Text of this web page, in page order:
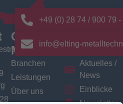
Quick
Menü
Branchen
Leistungen
Über uns
Aktuelles
Aktuelles /
News
Einblicke
+49 (0) 28 74 / 900 79 -
info@elting-